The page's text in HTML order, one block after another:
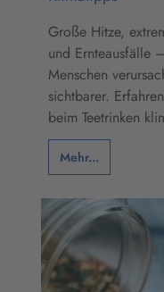
Große Hitze,
und Ernteausfälle
Menschen
sichtbarer.
beim Teetrinken
Mehr...